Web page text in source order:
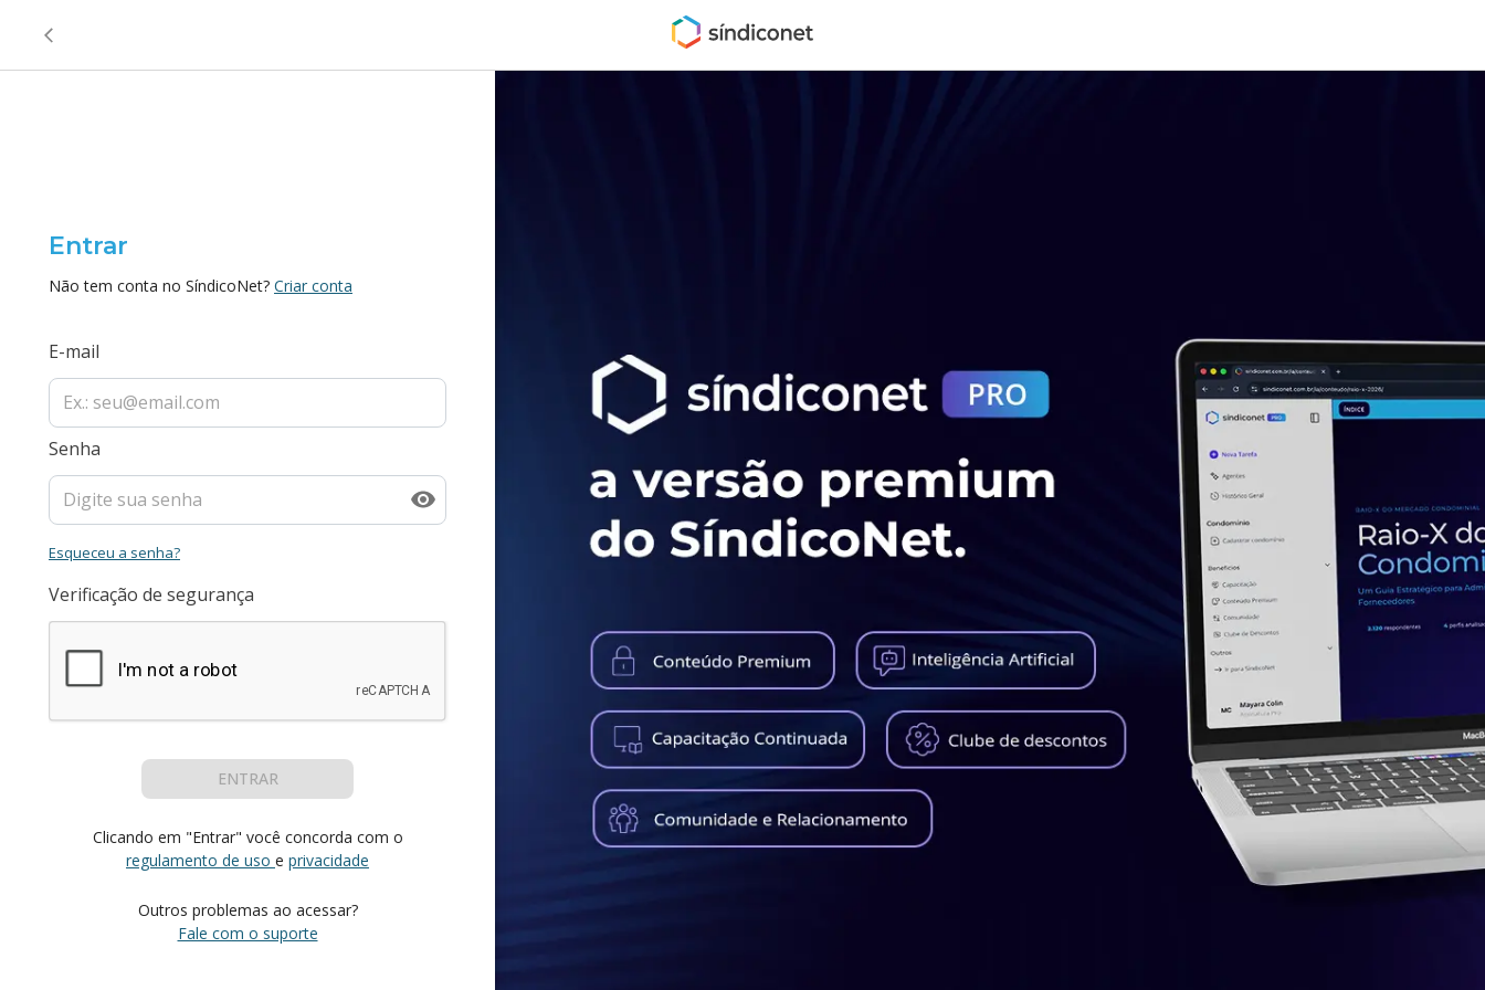
Entrar
Não tem conta no SíndicoNet? Criar conta
E-mail
Senha
Esqueceu a senha?
Verificação de segurança
ENTRAR
Clicando em "Entrar" você concorda com o
regulamento de uso e privacidade
Outros problemas ao acessar?
Fale com o suporte